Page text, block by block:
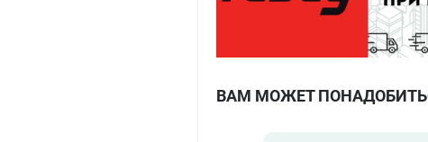
ВАМ МОЖЕТ